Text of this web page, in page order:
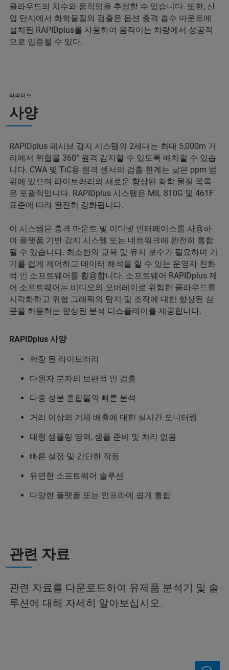
클라우드의 치수와 움직임을 추정할 수 있습니다. 또한, 산
업 단지에서 화학물질의 검출은 옵션 충격 흡수 마운트에
설치된 RAPIDplus를 사용하여 움직이는 차량에서 성공적
으로 입증될 수 있다.
라피더스
사양
RAPIDplus 패시브 감지 시스템의 2세대는 최대 5,000m 거
리에서 위협을 360° 원격 감지할 수 있도록 배치할 수 있습
니다. CWA 및 TiC용 원격 센서의 검출 한계는 낮은 ppm 범
위에 있으며 라이브러리의 새로운 향상된 화학 물질 목록
은 포괄적입니다. RAPIDplus 시스템은 MIL 810G 및 461F
표준에 따라 완전히 강화됩니다.
이 시스템은 충격 마운트 및 이더넷 인터페이스를 사용하
여 플랫폼 기반 감지 시스템 또는 네트워크에 완전히 통합
될 수 있습니다. 최소한의 교육 및 유지 보수가 필요하며 기
기를 쉽게 제어하고 데이터 해석을 할 수 있는 운영자 친화
적 인 소프트웨어를 활용합니다. 소프트웨어 RAPIDplus 제
어 소프트웨어는 비디오의 오버레이로 위험한 클라우드를
시각화하고 위험 그래픽의 탐지 및 조작에 대한 향상된 심
문을 허용하는 향상된 분석 디스플레이를 제공합니다.
RAPIDplus 사양
확장 된 라이브러리
다원자 분자의 보편적 인 검출
다중 성분 혼합물의 빠른 분석
거리 이상의 기체 배출에 대한 실시간 모니터링
대형 샘플링 영역, 샘플 준비 및 처리 없음
빠른 설정 및 간단한 작동
유연한 소프트웨어 솔루션
다양한 플랫폼 또는 인프라에 쉽게 통합
관련 자료
관련 자료를 다운로드하여 유제품 분석기 및 솔
루션에 대해 자세히 알아보십시오.